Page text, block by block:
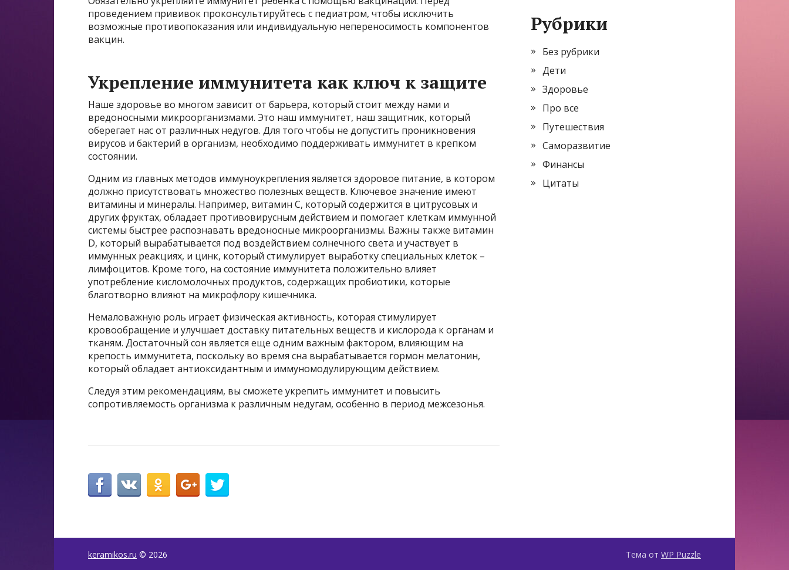
проведением прививок проконсультируйтесь с педиатром, чтобы исключить
возможные противопоказания или индивидуальную непереносимость компонентов
вакцин.
Укрепление иммунитета как ключ к защите
Наше здоровье во многом зависит от барьера, который стоит между нами и
вредоносными микроорганизмами. Это наш иммунитет, наш защитник, который
оберегает нас от различных недугов. Для того чтобы не допустить проникновения
вирусов и бактерий в организм, необходимо поддерживать иммунитет в крепком
состоянии.
Одним из главных методов иммуноукрепления является здоровое питание, в котором
должно присутствовать множество полезных веществ. Ключевое значение имеют
витамины и минералы. Например, витамин С, который содержится в цитрусовых и
других фруктах, обладает противовирусным действием и помогает клеткам иммунной
системы быстрее распознавать вредоносные микроорганизмы. Важны также витамин
D, который вырабатывается под воздействием солнечного света и участвует в
иммунных реакциях, и цинк, который стимулирует выработку специальных клеток –
лимфоцитов. Кроме того, на состояние иммунитета положительно влияет
употребление кисломолочных продуктов, содержащих пробиотики, которые
благотворно влияют на микрофлору кишечника.
Немаловажную роль играет физическая активность, которая стимулирует
кровообращение и улучшает доставку питательных веществ и кислорода к органам и
тканям. Достаточный сон является еще одним важным фактором, влияющим на
крепость иммунитета, поскольку во время сна вырабатывается гормон мелатонин,
который обладает антиоксидантным и иммуномодулирующим действием.
Следуя этим рекомендациям, вы сможете укрепить иммунитет и повысить
сопротивляемость организма к различным недугам, особенно в период межсезонья.
Рубрики
Без рубрики
Дети
Здоровье
Про все
Путешествия
Саморазвитие
Финансы
Цитаты
keramikos.ru © 2026 Тема от WP Puzzle